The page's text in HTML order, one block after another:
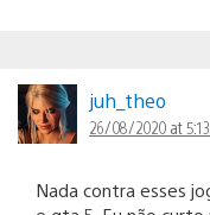
juh_theo
26/08/2020 at
Nada contra esses